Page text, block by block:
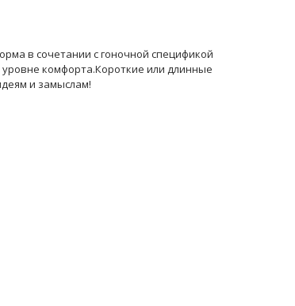
в сочетании с гоночной спецификой
комфорта.Короткие или длинные
и замыслам!